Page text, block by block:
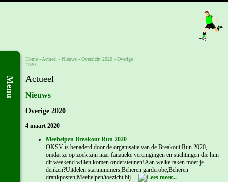
Menu
Home - Actueel - Nieuws - Overzicht 2020 - Overige
2020
Actueel
Nieuws
Overige 2020
4 maart 2020
Meehelpen Breakout Run 2020
OKSV is benaderd door de organisatie van de Breakout Run 2020,
omdat ze op zoek zijn naar fanatieke verenigingen en stichtingen die hun
dit weekend willen komen ondersteunen!Aan welke taken moet je
denken?Uitdelen startnummers;Beheren garderobe;Beheren
drankposten;Meehelpen/toezicht bij ...